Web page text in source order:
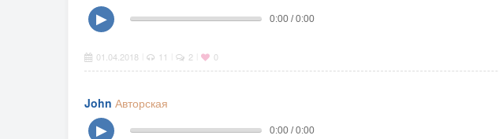
▶
0:00 / 0:00
01.04.2018 11 2 0
John Авторская
▶
0:00 / 0:00